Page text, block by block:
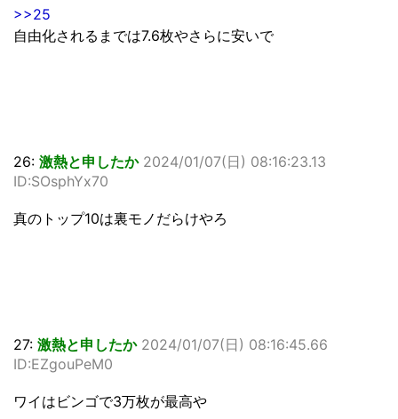
>>25
自由化されるまでは7.6枚やさらに安いで
26: 激熱と申したか 2024/01/07(日) 08:16:23.13
ID:SOsphYx70
真のトップ10は裏モノだらけやろ
27: 激熱と申したか 2024/01/07(日) 08:16:45.66
ID:EZgouPeM0
ワイはビンゴで3万枚が最高や